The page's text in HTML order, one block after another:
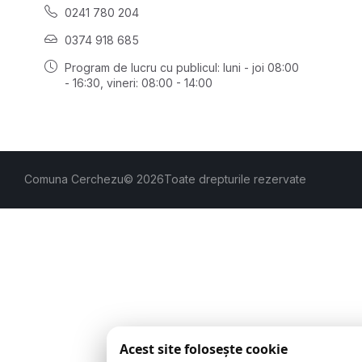
0241 780 204
0374 918 685
Program de lucru cu publicul: luni - joi 08:00
- 16:30 , vineri: 08:00 - 14:00
Comuna Cerchezu© 2026Toate drepturile rezervate
Acest site folosește cookie